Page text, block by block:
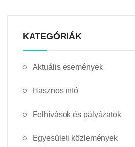
KATEGÓRIÁK
Aktuális események
Hasznos infó
Felhívások és pályázatok
Egyesületi közlemények